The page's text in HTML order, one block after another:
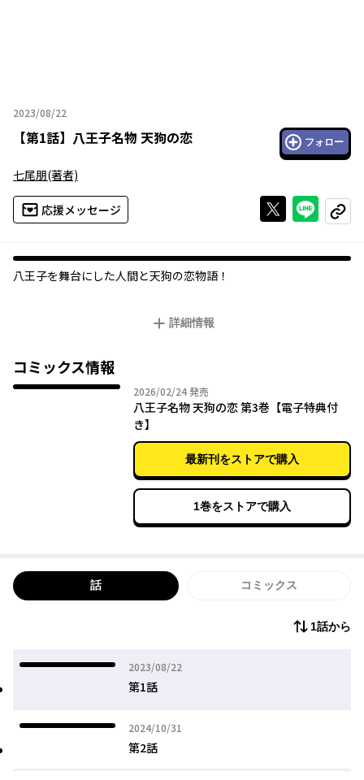
2023/08/22
2023年08月22日
【第1話】 八王子名物 天狗の恋 フォロー
七尾朋(著者)
応援メッセージ Xで投稿する
ライン
コピー
八王子を舞台にした人間と天狗の恋物語！
詳細情報
コミックス情報
2026/02/242026年02月24日
発売
八王子名物 天狗の恋 第3巻【電子特典付
き】
最新刊をストアで購入
1巻をストアで購入
話 コミックス
1話から
2023/08/22
2023年08月22日
第1話
2024/10/31
2024年10月31日
第2話